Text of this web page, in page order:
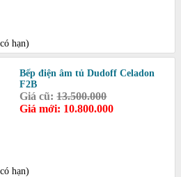
hạn)
Bếp điện âm tủ Dudoff Celadon
F2B
Giá cũ:13.500.000
Giá mới: 10.800.000
hạn)